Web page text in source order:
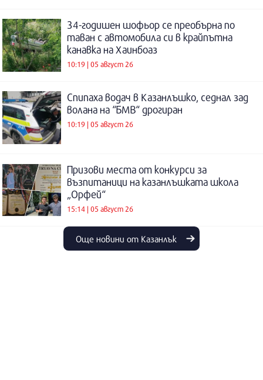
34-годишен шофьор се преобърна по
таван с автомобила си в крайпътна
канавка на Хаинбоаз
10:19 | 05 август 26
Спипаха водач в Казанлъшко, седнал зад
волана на “БМВ“ дрогиран
10:19 | 05 август 26
Призови места от конкурси за
възпитаници на казанлъшката школа
„Орфей“
15:14 | 05 август 26
Още новини от Казанлък